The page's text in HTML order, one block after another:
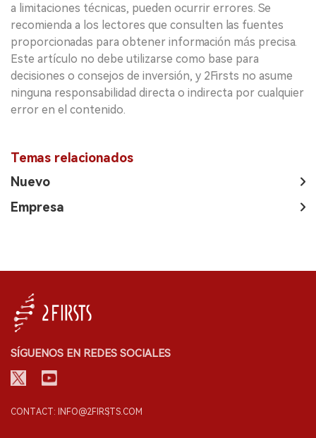
a limitaciones técnicas, pueden ocurrir errores. Se
recomienda a los lectores que consulten las fuentes
proporcionadas para obtener información más precisa.
Este artículo no debe utilizarse como base para
decisiones o consejos de inversión, y 2Firsts no asume
ninguna responsabilidad directa o indirecta por cualquier
error en el contenido.
Temas relacionados
Nuevo
Empresa
SÍGUENOS EN REDES SOCIALES
CONTACT: INFO@2FIRSTS.COM